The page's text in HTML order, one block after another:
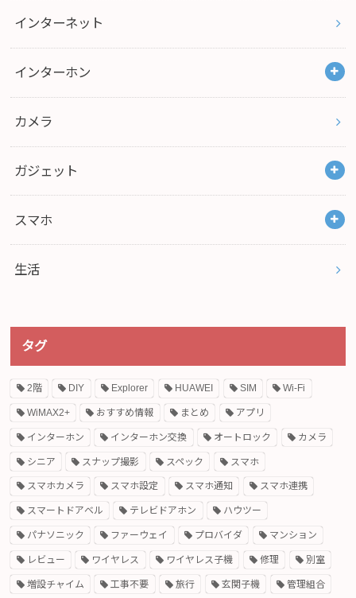
インターネット
インターホン
カメラ
ガジェット
スマホ
生活
タグ
2階 DIY Explorer HUAWEI SIM Wi-Fi
WiMAX2+ おすすめ情報 まとめ アプリ
インターホン インターホン交換 オートロック カメラ
シニア スナップ撮影 スペック スマホ
スマホカメラ スマホ設定 スマホ通知 スマホ連携
スマートドアベル テレビドアホン ハウツー
パナソニック ファーウェイ プロバイダ マンション
レビュー ワイヤレス ワイヤレス子機 修理 別室
増設チャイム 工事不要 旅行 玄関子機 管理組合